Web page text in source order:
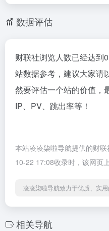
数据评估
财联社浏览人数已经达到
站数据参考，建议大家请
然要评估一个站的价值，
IP、PV、跳出率等！
本站凌凌柒啦导航提供的财
10-22 17:08收录时，该网页
凌凌柒啦导航致力于优质、实
相关导航